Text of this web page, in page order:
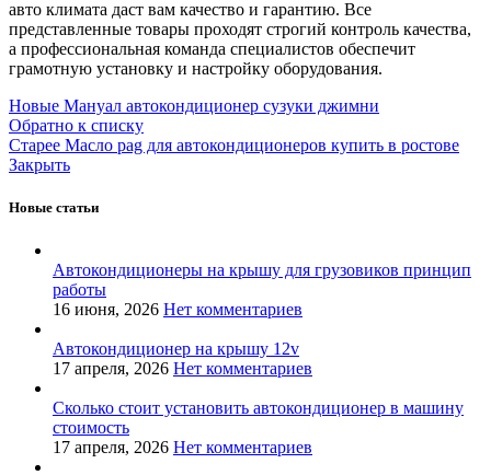
авто климата даст вам качество и гарантию. Все
представленные товары проходят строгий контроль качества,
а профессиональная команда специалистов обеспечит
грамотную установку и настройку оборудования.
Новые Мануал автокондиционер сузуки джимни
Обратно к списку
Старее Масло pag для автокондиционеров купить в ростове
Закрыть
Новые статьи
Автокондиционеры на крышу для грузовиков принцип
работы
16 июня, 2026 Нет комментариев
Автокондиционер на крышу 12v
17 апреля, 2026 Нет комментариев
Сколько стоит установить автокондиционер в машину
стоимость
17 апреля, 2026 Нет комментариев